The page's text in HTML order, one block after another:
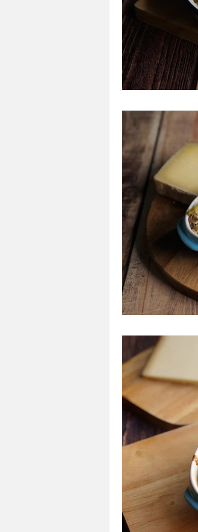
Bouchées apéritives
Crêpes, gaufres et
Entrées chaudes